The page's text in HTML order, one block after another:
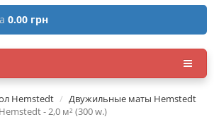
0.00 грн
Hemstedt
Двужильные маты Hemstedt
- 2,0 м² (300 w.)